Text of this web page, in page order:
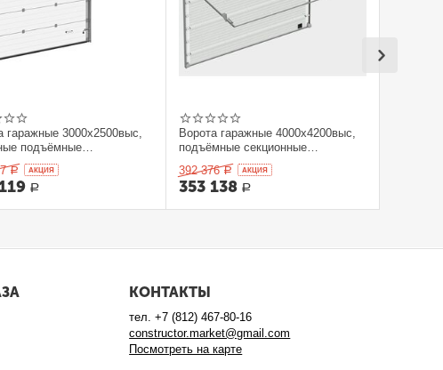
гаражные 3000x2500выс,
подъёмные
Р AКЦИЯ
Р
Ворота гаражные 4000x4200выс,
подъёмные секционные
DOORHAN
392 376 Р AКЦИЯ
353 138 Р
КОНТАКТЫ
тел.+7 (812) 467-80-16
constructor.market@gmail.com
Посмотреть на карте